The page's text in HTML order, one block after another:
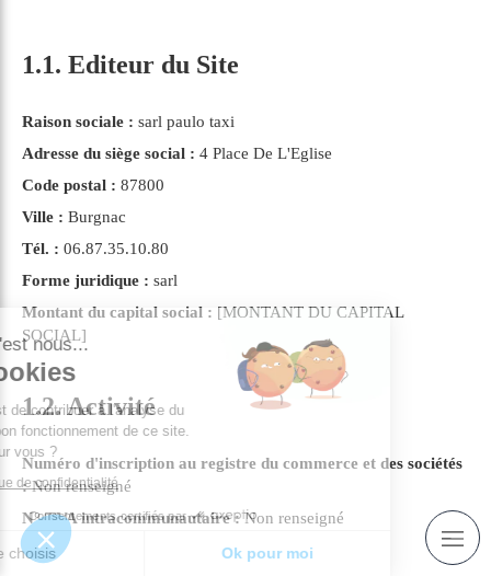
1.1. Editeur du Site
Raison sociale : sarl paulo taxi
Adresse du siège social : 4 Place De L'Eglise
Code postal : 87800
Ville : Burgnac
Tél. : 06.87.35.10.80
Forme juridique : sarl
Montant du capital social : [MONTANT DU CAPITAL
SOCIAL]
1.2. Activité
Numéro d'inscription au registre du commerce et des sociétés
:Non renseigné
N° TVA intracommunautaire :Non renseigné
c'est nous...
Cookies
rôle est de contribuer à l'analyse du
et au bon fonctionnement de ce site.
OK pour vous ?
politique de confidentialité
Consentements certifiés par
Je choisis Ok pour moi